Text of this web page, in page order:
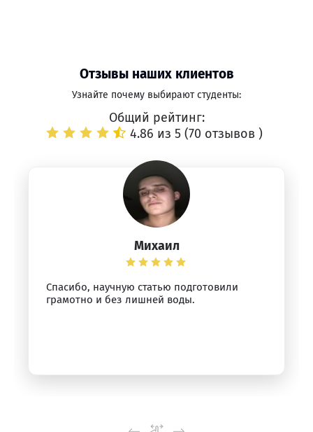
Отзывы наших клиентов
Узнайте почему выбирают студенты:
Общий рейтинг:
4.86 из 5 (70 отзывов )
Михаил
Спасибо, научную статью подготовили
грамотно и без лишней воды.